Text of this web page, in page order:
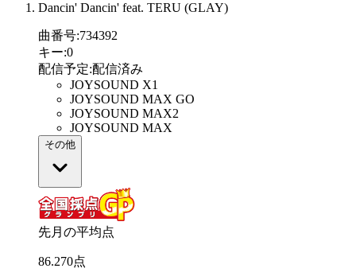
Dancin' Dancin' feat. TERU (GLAY)
曲番号:734392
キー:0
配信予定:配信済み
JOYSOUND X1
JOYSOUND MAX GO
JOYSOUND MAX2
JOYSOUND MAX
その他
先月の平均点
86.270点